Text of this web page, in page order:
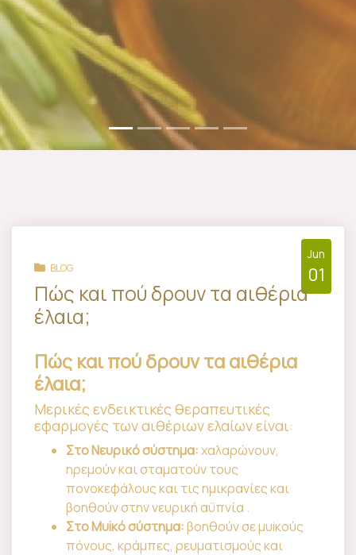
Jun
01
BLOG
Πώς και πού δρουν τα αιθέρια
έλαια;
Πώς και πού δρουν τα αιθέρια
έλαια;
Μερικές ενδεικτικές θεραπευτικές
εφαρμογές των αιθέριων ελαίων είναι:
Στο Νευρικό σύστημα:χαλαρώνουν,
ηρεμούν και σταματούν τους
πονοκεφάλους και τις ημικρανίες και
βοηθούν στην νευρική αϋπνία .
Στο Μυiκό σύστημα:βοηθούν σε μυiκούς
πόνους, κράμπες, ρευματισμούς και